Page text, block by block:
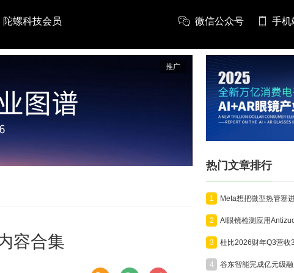
陀螺科技会员 微信公众号 手机
推广
容合集
热门文章排行
1
2
3
4